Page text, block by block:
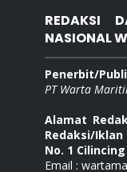
REDAKSI
NASIONAL
Penerbit/
PT Warta
Alamat
Redaksi/
No. 1
Email :